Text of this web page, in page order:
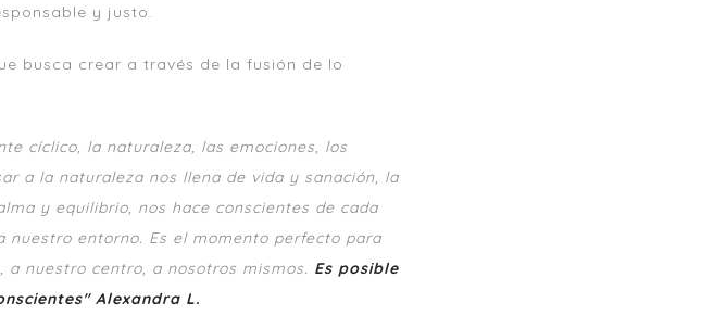
y justo.
busca crear a través de la fusión de lo
cíclico, la naturaleza, las emociones, los
a la naturaleza nos llena de vida y sanación, la
y equilibrio, nos hace conscientes de cada
nuestro entorno. Es el momento perfecto para
nuestro centro, a nosotros mismos. Es posible
Alexandra L.